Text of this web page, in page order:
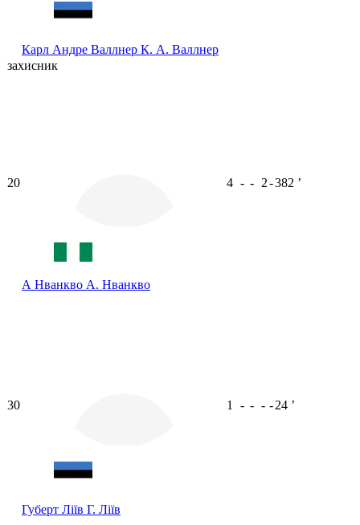
Карл Андре Валлнер К. А. Валлнер
захисник
20
А Нванкво А. Нванкво
4 - - 2-382 ʼ
30
Губерт Ліїв Г. Ліїв
1 - - - -24 ʼ